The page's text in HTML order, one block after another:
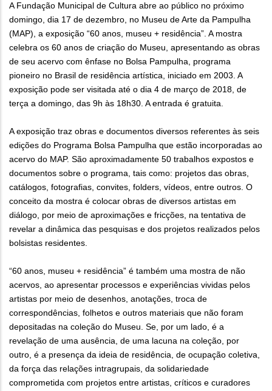
A Fundação Municipal de Cultura abre ao público no próximo
domingo, dia 17 de dezembro, no Museu de Arte da Pampulha
(MAP), a exposição “60 anos, museu + residência”. A mostra
celebra os 60 anos de criação do Museu, apresentando as obras
de seu acervo com ênfase no Bolsa Pampulha, programa
pioneiro no Brasil de residência artística, iniciado em 2003. A
exposição pode ser visitada até o dia 4 de março de 2018, de
terça a domingo, das 9h às 18h30. A entrada é gratuita.
A exposição traz obras e documentos diversos referentes às seis
edições do Programa Bolsa Pampulha que estão incorporadas ao
acervo do MAP. São aproximadamente 50 trabalhos expostos e
documentos sobre o programa, tais como: projetos das obras,
catálogos, fotografias, convites, folders, vídeos, entre outros. O
conceito da mostra é colocar obras de diversos artistas em
diálogo, por meio de aproximações e fricções, na tentativa de
revelar a dinâmica das pesquisas e dos projetos realizados pelos
bolsistas residentes.
“60 anos, museu + residência” é também uma mostra de não
acervos, ao apresentar processos e experiências vividas pelos
artistas por meio de desenhos, anotações, troca de
correspondências, folhetos e outros materiais que não foram
depositadas na coleção do Museu. Se, por um lado, é a
revelação de uma ausência, de uma lacuna na coleção, por
outro, é a presença da ideia de residência, de ocupação coletiva,
da força das relações intragrupais, da solidariedade
comprometida com projetos entre artistas, críticos e curadores